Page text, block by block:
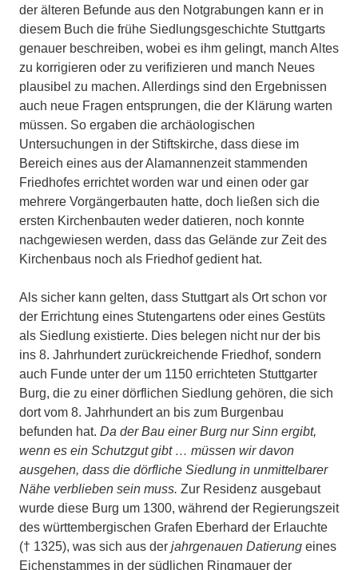
der älteren Befunde aus den Notgrabungen kann er in
diesem Buch die frühe Siedlungsgeschichte Stuttgarts
genauer beschreiben, wobei es ihm gelingt, manch Altes
zu korrigieren oder zu verifizieren und manch Neues
plausibel zu machen. Allerdings sind den Ergebnissen
auch neue Fragen entsprungen, die der Klärung warten
müssen. So ergaben die archäologischen
Untersuchungen in der Stiftskirche, dass diese im
Bereich eines aus der Alamannenzeit stammenden
Friedhofes errichtet worden war und einen oder gar
mehrere Vorgängerbauten hatte, doch ließen sich die
ersten Kirchenbauten weder datieren, noch konnte
nachgewiesen werden, dass das Gelände zur Zeit des
Kirchenbaus noch als Friedhof gedient hat.
Als sicher kann gelten, dass Stuttgart als Ort schon vor
der Errichtung eines Stutengartens oder eines Gestüts
als Siedlung existierte. Dies belegen nicht nur der bis
ins 8. Jahrhundert zurückreichende Friedhof, sondern
auch Funde unter der um 1150 errichteten Stuttgarter
Burg, die zu einer dörflichen Siedlung gehören, die sich
dort vom 8. Jahrhundert an bis zum Burgenbau
befunden hat. Da der Bau einer Burg nur Sinn ergibt,
wenn es ein Schutzgut gibt … müssen wir davon
ausgehen, dass die dörfliche Siedlung in unmittelbarer
Nähe verblieben sein muss. Zur Residenz ausgebaut
wurde diese Burg um 1300, während der Regierungszeit
des württembergischen Grafen Eberhard der Erlauchte
(† 1325), was sich aus der jahrgenauen Datierung eines
Eichenstammes in der südlichen Ringmauer der